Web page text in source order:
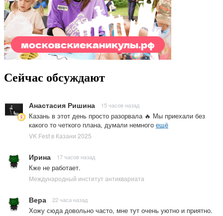
Сейчас обсуждают
Анастасия Ришина 15 часов назад
Казань в этот день просто разорвала 🔥 Мы приехали без
какого то четкого плана, думали немного ещё
VK Fest в Казани 2025
Ирина 17 часов назад
Кже не работает.
Международный институт антиквариата
Вера 22 часа назад
Хожу сюда довольно часто, мне тут очень уютно и приятно.